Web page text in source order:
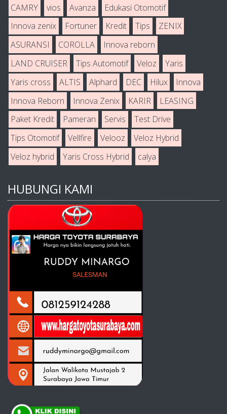
CAMRY
vios Avanza
Edukasi Otomotif
Innova zenix
Fortuner Kredit Tips
ZENIX
ASURANSI
COROLLA
Innova reborn
LAND CRUISER
Tips Automotif Veloz
Yaris
Yaris cross
ALTIS Alphard DEC Hilux
Innova
Innova Reborn
Innova Zenix KARIR
LEASING
Paket Kredit
Pameran Servis
Test Drive
Tips Otomotif
Vellfire Velooz
Veloz Hybrid
Veloz hybrid
Yaris Cross Hybrid calya
HUBUNGI KAMI